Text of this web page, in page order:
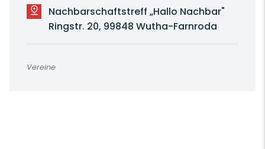
Nachbarschaftstreff „Hallo Nachbar"
Ringstr. 20, 99848 Wutha-Farnroda
Vereine